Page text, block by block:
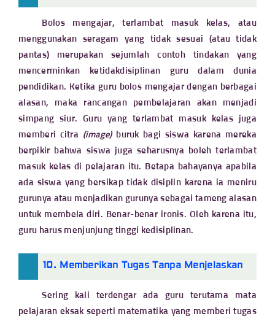
Bolos mengajar, terlambat masuk kelas, atau
menggunakan seragam yang tidak sesuai (atau tidak
pantas) merupakan sejumlah contoh tindakan yang
mencerminkan ketidakdisiplinan guru dalam dunia
pendidikan. Ketika guru bolos mengajar dengan berbagai
alasan, maka rancangan pembelajaran akan menjadi
simpang siur. Guru yang terlambat masuk kelas juga
memberi citra (image) buruk bagi siswa karena mereka
berpikir bahwa siswa juga seharusnya boleh terlambat
masuk kelas di pelajaran itu. Betapa bahayanya apabila
ada siswa yang bersikap tidak disiplin karena ia meniru
gurunya atau menjadikan gurunya sebagai tameng alasan
untuk membela diri. Benar-benar ironis. Oleh karena itu,
guru harus menjunjung tinggi kedisiplinan.
10. Memberikan Tugas Tanpa Menjelaskan
Sering kali terdengar ada guru terutama mata
pelajaran eksak seperti matematika yang memberi tugas